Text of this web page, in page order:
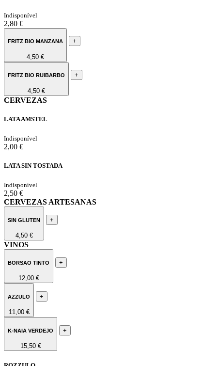
Indisponível
2,80 €
FRITZ BIO MANZANA
4,50 €
+
FRITZ BIO RUIBARBO
4,50 €
+
CERVEZAS
LATA AMSTEL
Indisponível
2,00 €
LATA SIN TOSTADA
Indisponível
2,50 €
CERVEZAS ARTESANAS
SIN GLUTEN
4,50 €
+
VINOS
BORSAO TINTO
12,00 €
+
AZZULO
11,00 €
+
K-NAIA VERDEJO
15,50 €
+